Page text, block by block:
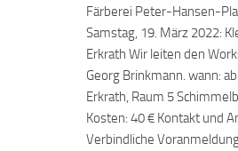
Färberei Peter-Hansen-
Samstag, 19. März 2022:
Erkrath Wir leiten den
Georg Brinkmann. wann:
Erkrath, Raum 5
Kosten: 40 € Kontakt und
Verbindliche